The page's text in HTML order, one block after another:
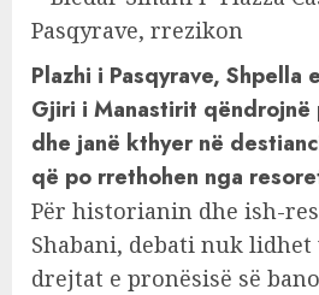
Plazhi i Pasqyrave, Shpella
Gjiri i Manastirit qëndrojnë
dhe janë kthyer në
që po rrethohen nga
Për historianin dhe ish-
Shabani, debati nuk lidhet
drejtat e pronësisë së